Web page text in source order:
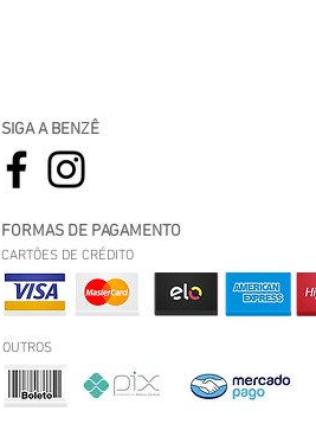
SIGA A BENZÊ
FORMAS DE PAGAMENTO
CARTÕES DE CRÉDITO
OUTROS